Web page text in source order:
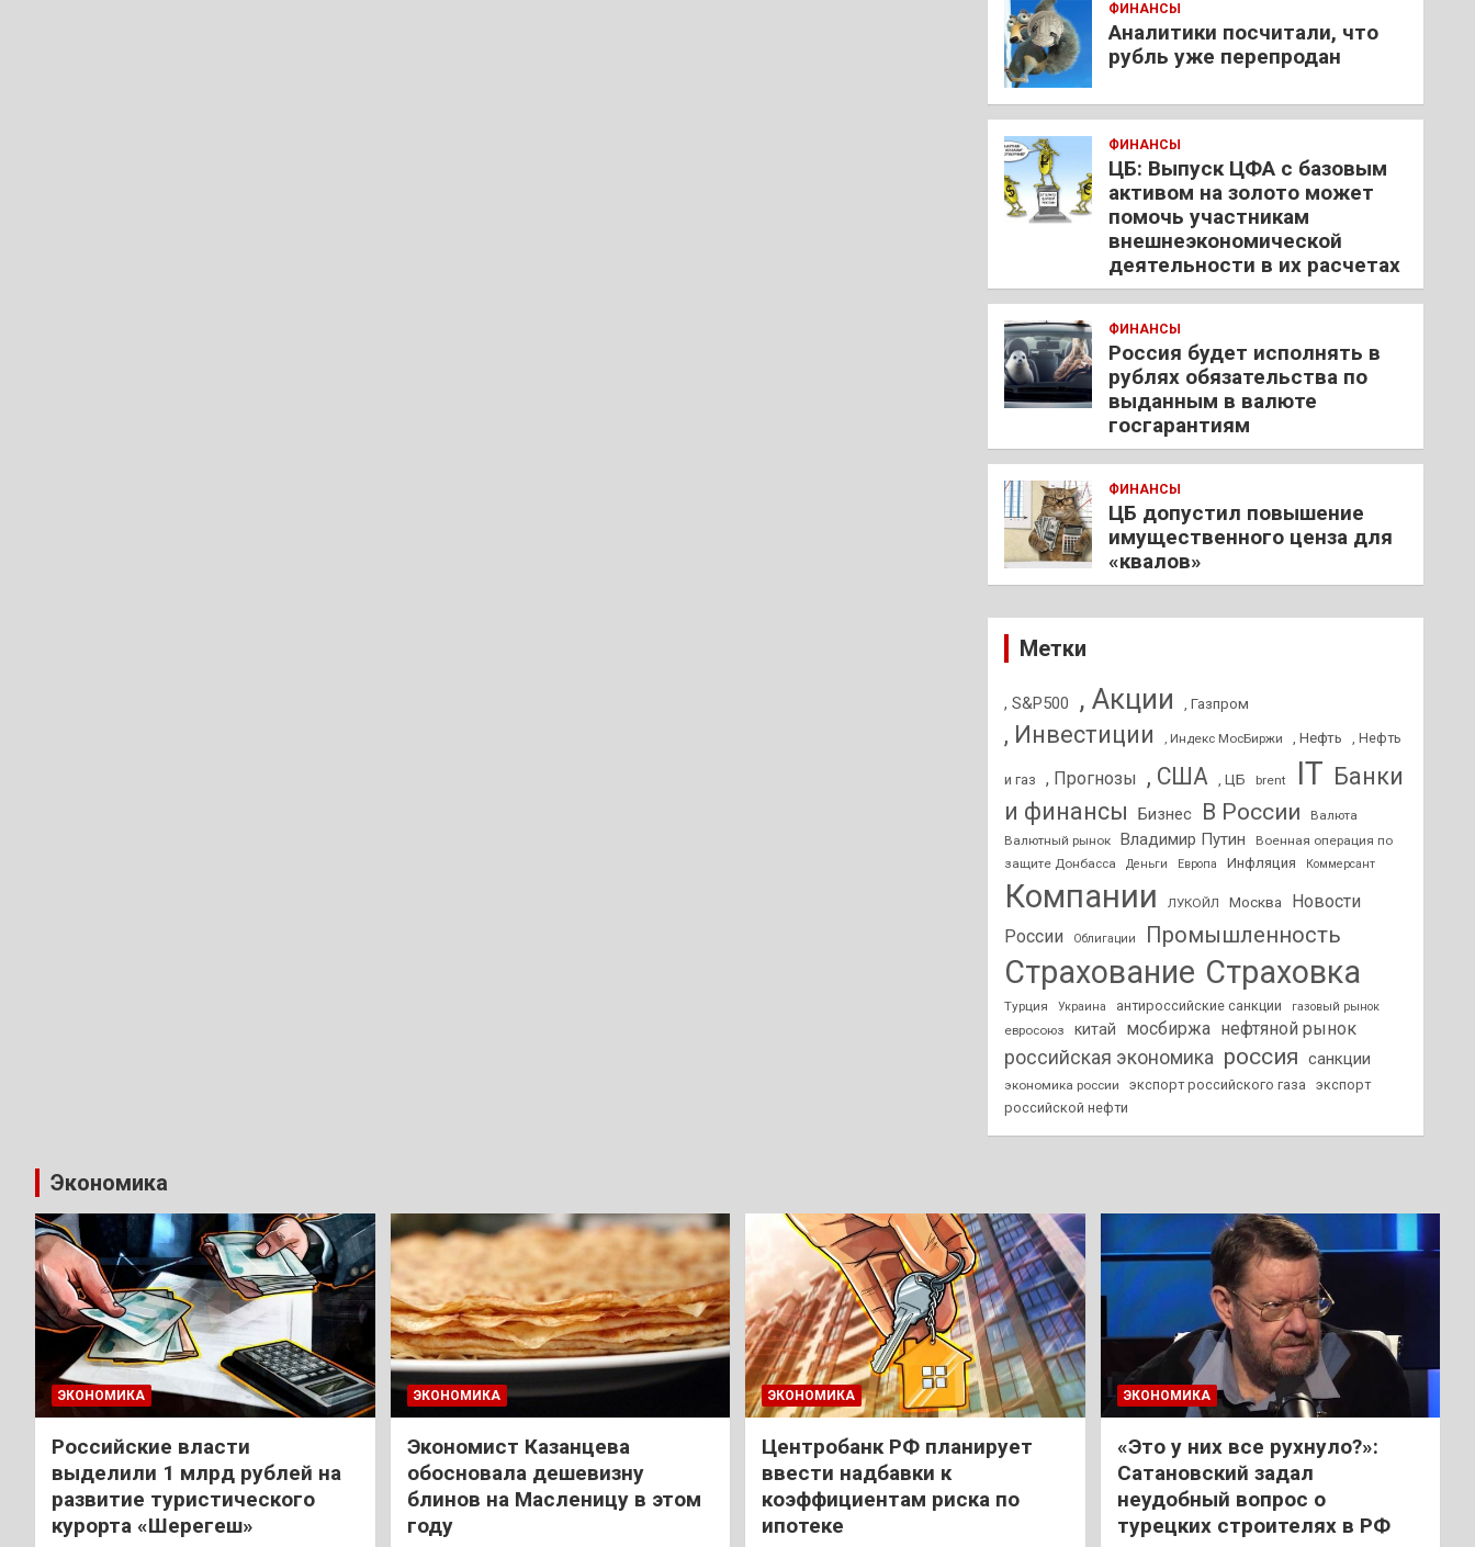
ФИНАНСЫ
Аналитики посчитали, что
рубль уже перепродан
ФИНАНСЫ
ЦБ: Выпуск ЦФА с базовым
активом на золото может
помочь участникам
внешнеэкономической
деятельности в их расчетах
ФИНАНСЫ
Россия будет исполнять в
рублях обязательства по
выданным в валюте
госгарантиям
ФИНАНСЫ
ЦБ допустил повышение
имущественного ценза для
«квалов»
Метки
, S&P500 , Акции , Газпром
, Инвестиции , Индекс МосБиржи , Нефть , Нефть
и газ , Прогнозы , США , ЦБ brent IT Банки
и финансы
Бизнес В России
Валюта
Валютный рынок
Владимир Путин
Военная операция по
защите Донбасса
Деньги Европа Инфляция Коммерсант
Компании ЛУКОЙЛ Москва
Новости
России
Облигации Промышленность
Страхование Страховка
Турция Украина антироссийские санкции газовый рынок
евросоюз китай мосбиржа нефтяной рынок
российская экономика россия санкции
экономика россии экспорт российского газа
экспорт
российской нефти
Экономика
ЭКОНОМИКА
Российские власти
выделили 1 млрд рублей на
развитие туристического
курорта «Шерегеш»
ЭКОНОМИКА
Экономист Казанцева
обосновала дешевизну
блинов на Масленицу в этом
году
ЭКОНОМИКА
Центробанк РФ планирует
ввести надбавки к
коэффициентам риска по
ипотеке
ЭКОНОМИКА
«Это у них все рухнуло?»:
Сатановский задал
неудобный вопрос о
турецких строителях в РФ